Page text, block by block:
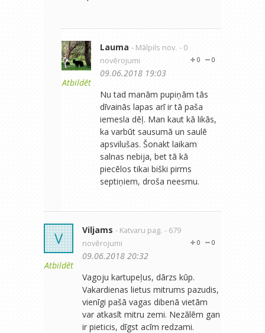
Atbildēt
Lauma - Mālpils nov. - 0
novērojumi
0
0
09.06.2018 19:03
Nu tad manām pupiņām tās
dīvainās lapas arī ir tā paša
iemesla dēļ. Man kaut kā likās,
ka varbūt sausumā un saulē
apsvilušas. Šonakt laikam
salnas nebija, bet tā kā
piecēlos tikai biški pirms
septiņiem, droša neesmu.
V
Atbildēt
Viljams - Katvaru pag. - 679
novērojumi
0
0
09.06.2018 20:32
Vagoju kartupeļus, dārzs kūp.
Vakardienas lietus mitrums pazudis,
vienīgi pašā vagas dibenā vietām
var atkasīt mitru zemi. Nezālēm gan
ir pieticis, dīgst acīm redzami.